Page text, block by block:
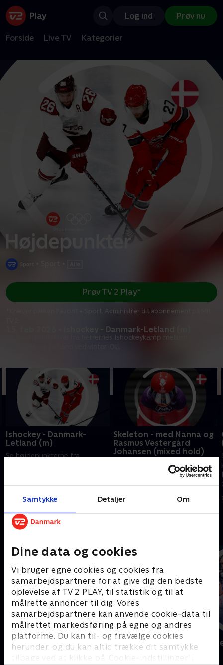
Samtykke Detaljer Om
Dine data og cookies
Vi bruger egne cookies og cookies fra
samarbejdspartnere for at give dig den bedste
oplevelse af TV 2 PLAY, til statistik og til at
målrette annoncer til dig. Vores
samarbejdspartnere kan anvende cookie-data til
målrettet markedsføring på egne og andres
platforme. Du kan til- og fravælge cookies
herunder, og du kan altid trække dit samtykke
tilbage ved at klikke på ’Cookie-indstillinger’ i
Log ind Prøv nu
Forside Live TV Kategorier
15. feb 2026 • Ishockey - Danmark-Letland (m)
Se højdepunkterne fra herrernes Ishockeykamp mellem
Prøv TV 2 Play*
*Kræver pakken Favorit + Sport. Administrer dit abonnement på Mit
Ishockey - Danmark-
Letland (m)
Se højdepunkterne fra
ved vinter-OL.
15. februar 2026 • 5 min
Skeleton - med Nanna og
Rasmus Vestergård
Johansen (mixed hold)
Se højdepunkter fra skeleton
med Nanna og Rasmus
Andre så også
Sport Fokus
Sport